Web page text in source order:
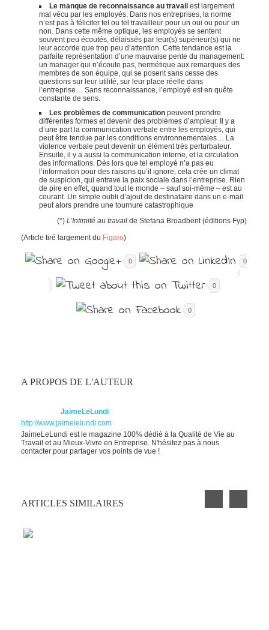
Le manque de reconnaissance au travailest largement
mal vécu par les employés. Dans nos entreprises, la norme
n’est pas à féliciter tel ou tel travailleur pour un oui ou pour un
non. Dans cette même optique, les employés se sentent
souvent peu écoutés, délaissés par leur(s) supérieur(s) qui ne
leur accorde que trop peu d’attention. Cette tendance est la
parfaite représentation d’une mauvaise pente du management:
un manager qui n’écoute pas, hermétique aux remarques des
membres de son équipe, qui se posent sans cesse des
questions sur leur utilité, sur leur place réelle dans
l’entreprise… Sans reconnaissance, l’employé est en quête
constante de sens.
Les problèmes de communicationpeuvent prendre
différentes formes et devenir des problèmes d’ampleur. Il y a
d’une part la communication verbale entre les employés, qui
peut être tendue par les conditions environnementales… La
violence verbale peut devenir un élément très perturbateur.
Ensuite, il y a aussi la communication interne, et la circulation
des informations. Dès lors que tel employé n’a pas eu
l’information pour des raisons qu’il ignore, cela crée un climat
de suspicion, qui entrave la paix sociale dans l’entreprise. Rien
de pire en effet, quand tout le monde – sauf soi-même – est au
courant. Un simple oubli d’ajout de destinataire dans un e-mail
peut alors prendre une tournure catastrophique
(*) L’Intimité au travail de Stefana Broadbent (éditions Fyp)
(Article tiré largement du Figaro)
0 0
0
0
A PROPOS DE L'AUTEUR
JaimeLeLundi
http://www.jaimelelundi.com
JaimeLeLundi est le magazine 100% dédié à la Qualité de Vie au
Travail et au Mieux-Vivre en Entreprise. N'hésitez pas à nous
contacter pour partager vos points de vue !
ARTICLES SIMILAIRES